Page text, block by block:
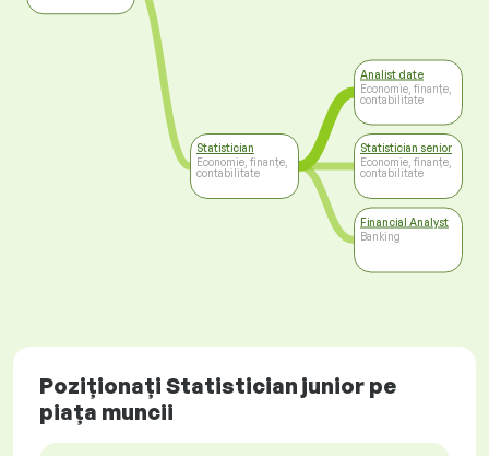
Statistician
Economie, finanțe,
contabilitate
Analist date
Economie, finanțe,
contabilitate
Statistician senior
Economie, finanțe,
contabilitate
Financial Analyst
Banking
Poziționați Statistician junior pe
piața muncii